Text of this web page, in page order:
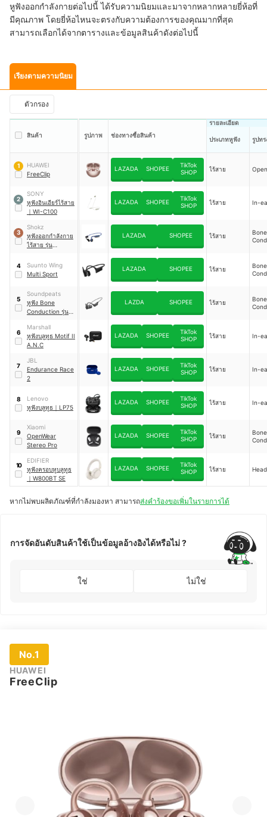
หูฟังออกกำลังกายต่อไปนี้ ได้รับความนิยมและมาจากหลากหลายยี่ห้อที่
มีคุณภาพ โดยยี่ห้อไหนจะตรงกับความต้องการของคุณมากที่สุด
สามารถเลือกได้จากตารางและข้อมูลสินค้าดังต่อไปนี้
เรียงตามความนิยม
ตัวกรอง
สินค้า รูปภาพ ช่องทางซื้อสินค้า
รายละเอียด
ประเภทหูฟัง รูปท
1
HUAWEI
FreeClip
LAZADA SHOPEE
TikTok
SHOP
ไร้สาย
2
SONY
หูฟังอินเอียร์ไร้สาย
｜ WI-C100
LAZADA SHOPEE
TikTok
SHOP
ไร้สาย In-
3
Shokz
หูฟังออกกำลังกาย
ไร้สาย รุ่น
LAZADA SHOPEE ไร้สาย
Bone
4
Suunto Wing
Multi Sport
LAZADA SHOPEE ไร้สาย
Bone
5
Soundpeats
หูฟัง Bone
Conduction รุ่น
LAZDA SHOPEE ไร้สาย
Bone
6
Marshall
หูฟังบลูทูธ Motif II
A.N.C
LAZADA SHOPEE
TikTok
SHOP
ไร้สาย In-
7
JBL
Endurance Race
2
LAZADA SHOPEE
TikTok
SHOP
ไร้สาย In-
8
Lenovo
หูฟังบลูทูธ ｜ LP75
LAZADA SHOPEE
TikTok
SHOP
ไร้สาย In-
9
Xiaomi
OpenWear
Stereo Pro
LAZADA SHOPEE
TikTok
SHOP
ไร้สาย
Bone
10
EDIFIER
หูฟังครอบหูบลูทูธ
｜ W800BT SE
LAZADA SHOPEE
TikTok
SHOP
ไร้สาย
หากไม่พบผลิตภัณฑ์ที่กำลังมองหา สามารถส่งคำร้องขอเพิ่มในรายการได้
การจัดอันดับสินค้าใช้เป็นข้อมูลอ้างอิงได้หรือไม่ ?
ใช่ ไม่ใช่
No.1
HUAWEI
FreeClip